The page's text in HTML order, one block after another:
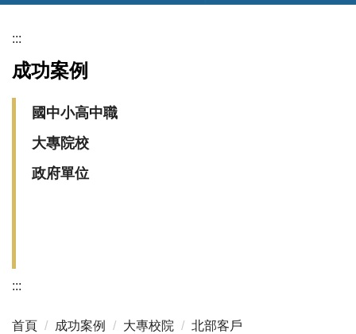
:::
成功案例
國中小高中職
大專院校
政府單位
:::
首頁 成功案例 大專校院 北部客戶